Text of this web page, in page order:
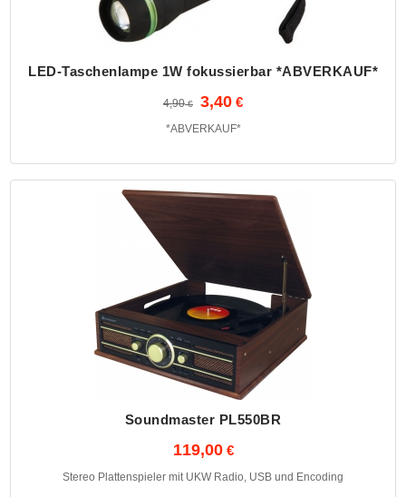
LED-Taschenlampe 1W fokussierbar *ABVERKAUF*
4,90 3,40
*ABVERKAUF*
Soundmaster PL550BR
119,00
Stereo Plattenspieler mit UKW Radio, USB und Encoding